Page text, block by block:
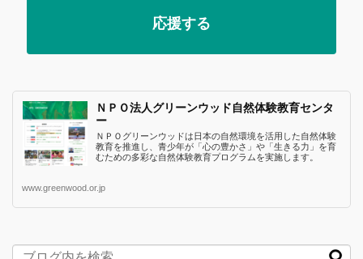
応援する
ＮＰＯ法人グリーンウッド自然体験教育センタ
ー
ＮＰＯグリーンウッドは日本の自然環境を活用した自然体験
教育を推進し、青少年が「心の豊かさ」や「生きる力」を育
むための多彩な自然体験教育プログラムを実施します。
www.greenwood.or.jp